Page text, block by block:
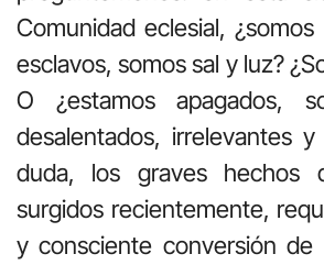
Comunidad eclesial,
esclavos, somos sal y luz?
O ¿estamos apagados,
desalentados, irrelevantes y
duda, los graves hechos
surgidos recientemente,
y consciente conversión de